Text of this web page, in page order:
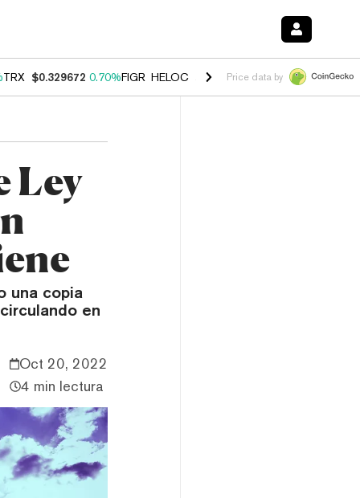
TRX $0.329672 0.70%FIGR_HELOC $1.001 -2.70%HYPE $54.66
Price data by
Ley
una copia
en
Oct 20, 2022
4 min lectura